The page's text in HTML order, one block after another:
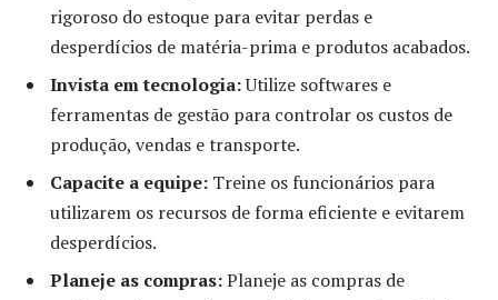
rigoroso do estoque para evitar perdas e
desperdícios de matéria-prima e produtos acabados.
Invista em tecnologia:Utilize softwares e
ferramentas de gestão para controlar os custos de
produção, vendas e transporte.
Capacite a equipe: Treine os funcionários para
utilizarem os recursos de forma eficiente e evitarem
desperdícios.
Planeje as compras:Planeje as compras de